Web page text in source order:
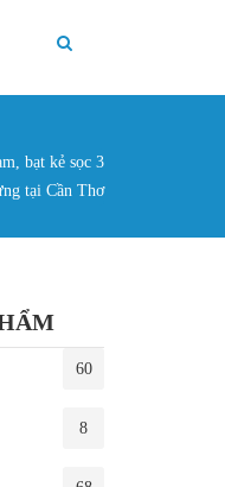
bạt kẻ sọc 3
tại Cần Thơ
60
8